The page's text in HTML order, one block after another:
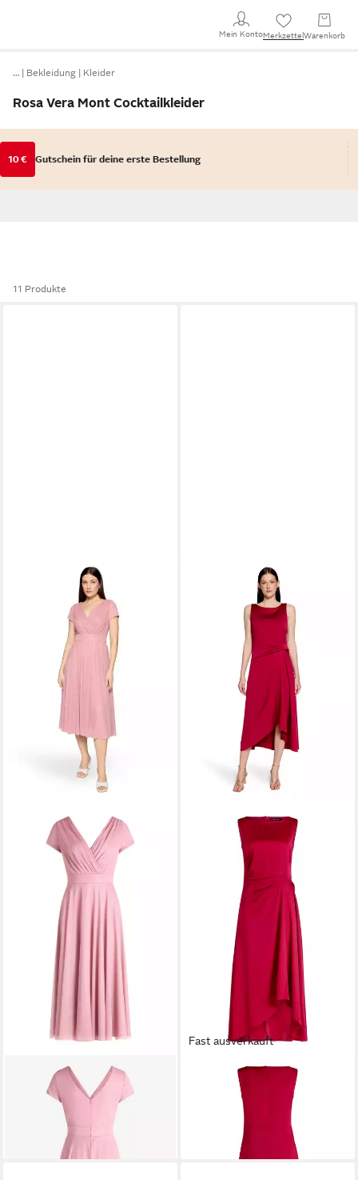
Mein KontoMerkzettel Warenkorb
… Bekleidung Kleider
Rosa Vera Mont Cocktailkleider
10 € Gutschein für deine erste Bestellung
11 Produkte
VERA MONT
Cocktailkleid
Damen im Glitzer-Look Stoff
Fast ausverkauft
VERA MONT
Cocktailkleid
Damen mit Raffung